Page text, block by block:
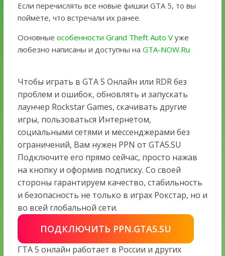
Если перечислять все новые фишки GTA 5, то вы
поймёте, что встречали их ранее.
Основные особенности Grand Theft Auto Vуже
любезно написаны и доступны на GTA-NOW.Ru
Чтобы играть в GTA 5 Онлайн или RDR без
проблем и ошибок, обновлять и запускать
лаунчер Rockstar Games, скачивать другие
игры, пользоваться Интернетом,
социальными сетями и мессенджерами без
ограничений, Вам нужен PPN от GTA5.SU
Подключите его прямо сейчас, просто нажав
на кнопку и оформив подписку. Со своей
стороны гарантируем качество, стабильность
и безопасность не только в играх Рокстар, но и
во всей глобальной сети.
ПОДКЛЮЧИТЬ PPN.GTA5.SU
ГТА 5 онлайн работает в России и других